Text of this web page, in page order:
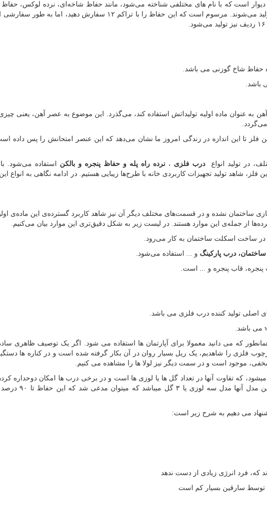
است که با نام های مختلفی شناخته می‌شود، مانند حفاظ شاخه‌ای، نرده لوکس،
و .... این حفاظ‌ها در تراکم های مختلفی تولید می‌شوند. مرسوم است که این حفاظ را با تراکم ۱۲ سفارش دهید،
حفاظ شاخ گوزنی می باشد.
باشد.
به عنوان ماده اولیه تولیداتش استفاده کند، می‌گذرد. این موضوع به عصر آهن، یعنی
این فلز تا این اندازه در زندگی امروز ما نشان می‌دهد که این عنصر امتحانش را پس داده
در تولید انواع درب فلزی ، نرده راه پله و حفاظ پنجره و بالکن استفاده می‌شود.
فلز، شاهد تولید تجهیزات کاربردی خانه با طرح‌ها زیبایی هستیم. در ادامه نگاهی به انواع
ساختمان نشده و در قسمت‌های مختلف دیگر آن نیز شاهد کاربرد گسترده‌ی این ماده‌ی
از جمله‌ی این موارد هستند. در لیست زیر به شکل دقیق‌تری این موارد بیان می‌کنیم.
در ساخت اسکلت ساختمان به کار می‌رود.
درب پارکینگ و ... استفاده می‌شود.
پنجره، قاب پنجره و ... است.
تولید کننده درب فلزی می باشد.
می باشد.
که می دانید معمولا برای آپارتمان ها استفاده می شود. اگر یک توصیف ظاهری
فلزی را شاهدیم، یک ریل بسیار روان در آن بکار گرفته شده است و در کناره ها
که تفاوت آنها در تعداد گل ها یا لوزی ها است و در برخی درب ها امکان دوحداره
میباشد، اما مرسوم ترین و پر طرفدارترین مدل آنها مدل
می دهیم به شرح زیر است:
فرد انرژی زیادی از دست ندهد
توسط سارقین بسیار کم است